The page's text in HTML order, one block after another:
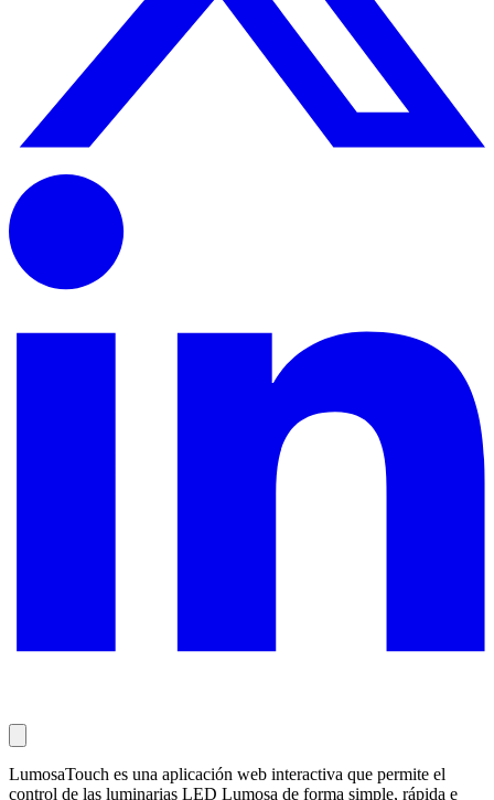
LumosaTouch es una aplicación web interactiva que permite el
control de las luminarias LED Lumosa de forma simple, rápida e